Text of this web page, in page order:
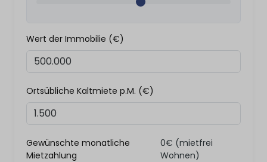
Wert der Immobilie (€)
Ortsübliche Kaltmiete p.M. (€)
Gewünschte monatliche
Mietzahlung
0€ (mietfrei
Wohnen)